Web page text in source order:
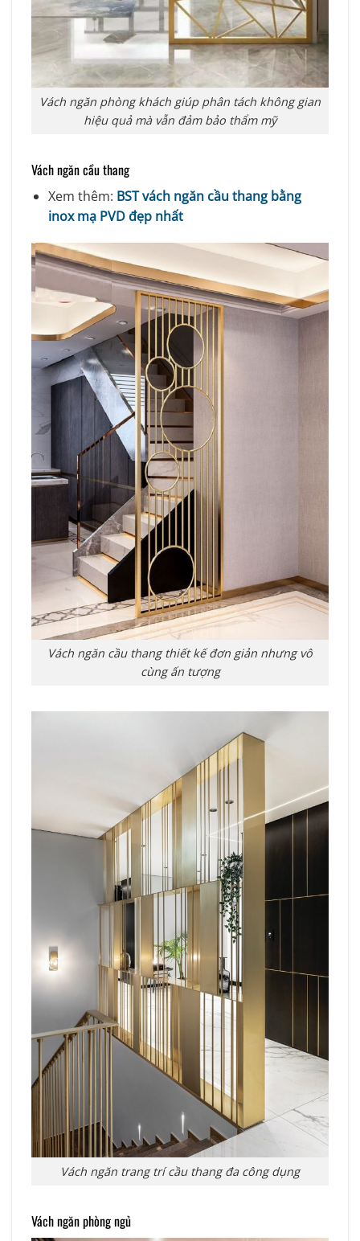
Vách ngăn phòng khách giúp phân tách không gian
hiệu quả mà vẫn đảm bảo thẩm mỹ
Vách ngăn cầu thang
Xem thêm: BST vách ngăn cầu thang bằng
inox mạ PVD đẹp nhất
Vách ngăn cầu thang thiết kế đơn giản nhưng vô
cùng ấn tượng
Vách ngăn trang trí cầu thang đa công dụng
Vách ngăn phòng ngủ